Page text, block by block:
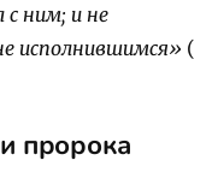
с ним; и не
исполнившимся» (
пророка